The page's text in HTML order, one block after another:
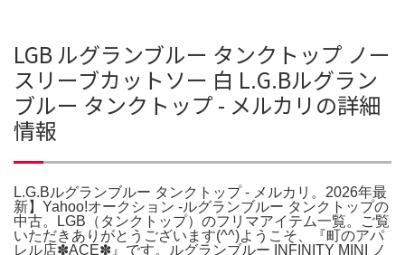
LGB ルグランブルー タンクトップ ノー
スリーブカットソー 白 L.G.Bルグラン
ブルー タンクトップ - メルカリの詳細
情報
L.G.Bルグランブルー タンクトップ - メルカリ。2026年最
新】Yahoo!オークション -ルグランブルー タンクトップの
中古。LGB（タンクトップ）のフリマアイテム一覧。ご覧
いただきありがとうございます(^^)ようこそ、『町のアパ
レル店✽ACE✽』です。ルグランブルー INFINITY MINI ノ